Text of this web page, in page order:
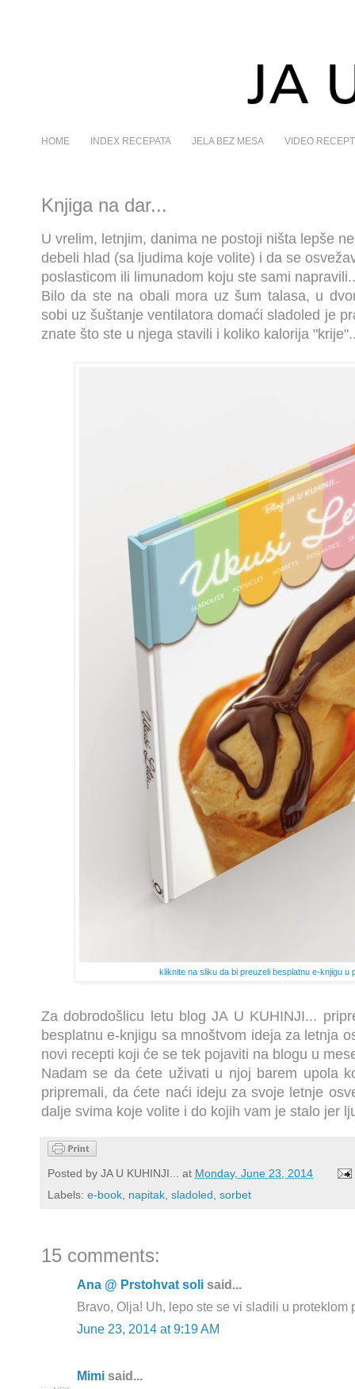
HOME INDEX RECEPATA JELA BEZ MESA VIDEO
Knjiga na dar...
U vrelim, letnjim, danima ne postoji ništa lepše
debeli hlad (sa ljudima koje volite) i da se
poslasticom ili limunadom koju ste sami
Bilo da ste na obali mora uz šum talasa, u
sobi uz šuštanje ventilatora domaći sladoled je
znate što ste u njega stavili i koliko kalorija
kliknite na sliku da bi preuzeli besplatnu e-knjigu u
Za dobrodošlicu letu blog JA U KUHINJI...
besplatnu e-knjigu sa mnoštvom ideja za letnja
novi recepti koji će se tek pojaviti na blogu u
Nadam se da ćete uživati u njoj barem upola
pripremali, da ćete naći ideju za svoje letnje
dalje svima koje volite i do kojih vam je stalo jer
Posted by JA U KUHINJI... at Monday, June 23, 2014
Labels: e-book napitak sladoled sorbet
15 comments:
Ana @ Prstohvat soli said...
Bravo, Olja! Uh, lepo ste se vi sladili u proteklom
June 23, 2014 at 9:19 AM
Mimi said...